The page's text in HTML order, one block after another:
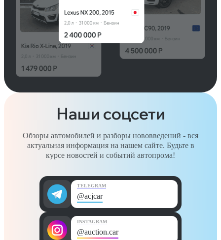
Наши соцсети
Обзоры автомобилей и разборы нововведений - вся
актуальная информация на нашем сайте. Будьте в
курсе новостей и событий автопрома!
TELEGRAM
@acjcar
INSTAGRAM
@auction.car